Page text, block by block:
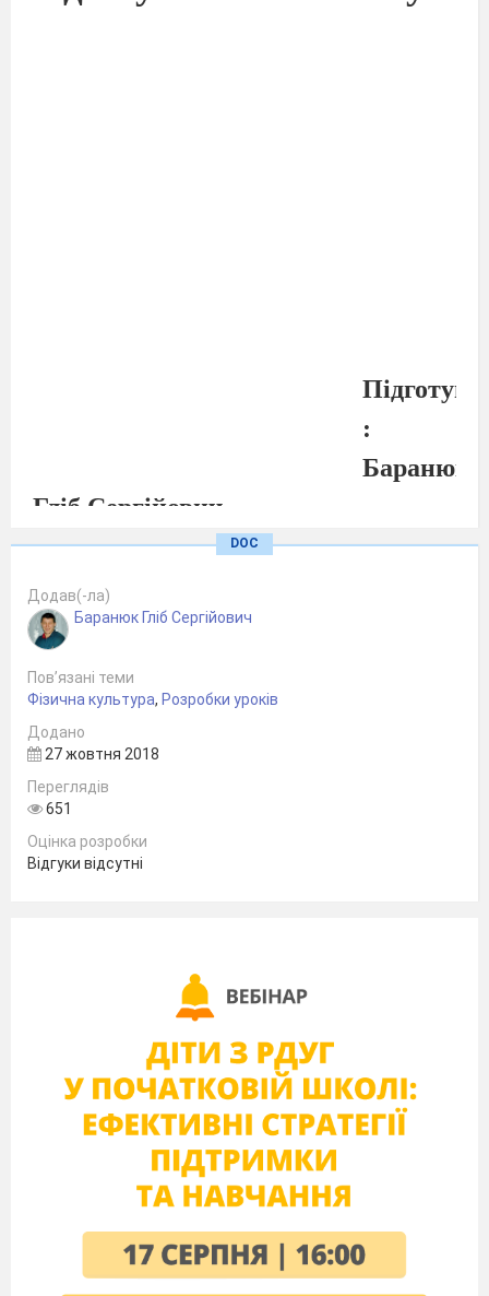
П
:
Баранюк
Гліб Сергійович
Вчитель
фізичної
кваліфікаційної категорії
Первомайського НВК
І-ІІ ст. № 15 – колегіум»
ТЕМА УРОКУ: «
учнів засобами ігрових вправ»
ТИП УРОКУ:навчально-оздоровчий
МЕТА:
Сприяти формування фізичних
якостей та рухових здібностей в учнів на
уроках фізичної культури засобами ігрових
МЕТОДИ: індивідуальний,груповий
фронтальний, ігровий, потоковий.
DOC
Додав(-ла)
Баранюк Гліб Сергійович
Пов’язані теми
Фізична культура, Розробки уроків
Додано
27 жовтня 2018
Переглядів
651
Оцінка розробки
Відгуки відсутні